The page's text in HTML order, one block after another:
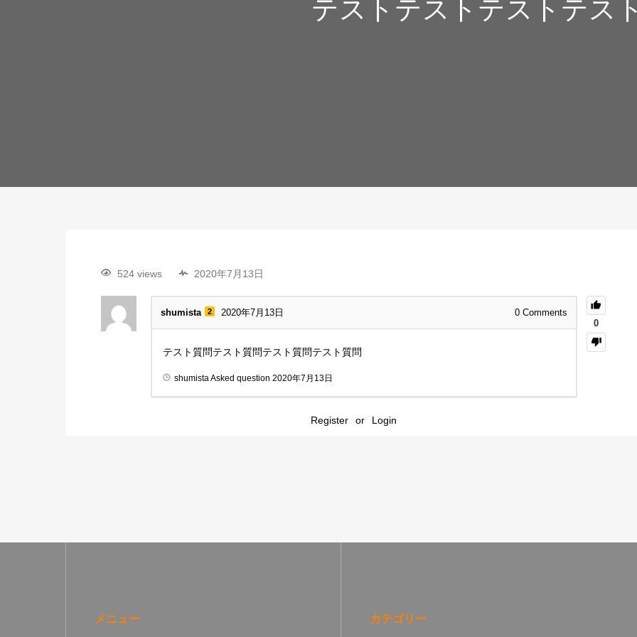
テストテストテストテス
524 views 2020年7月13日
0
shumista 2 2020年7月13日 0 Comments
テスト質問テスト質問テスト質問テスト質問
shumistaAsked question 2020年7月13日
Register or Login
メニュー カテゴリー